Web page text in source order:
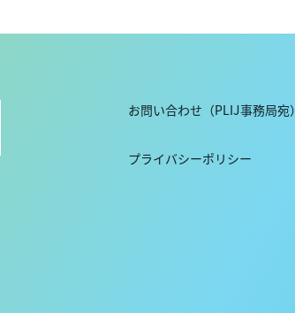
お問い合わせ（PLIJ事務局宛）
プライバシーポリシー